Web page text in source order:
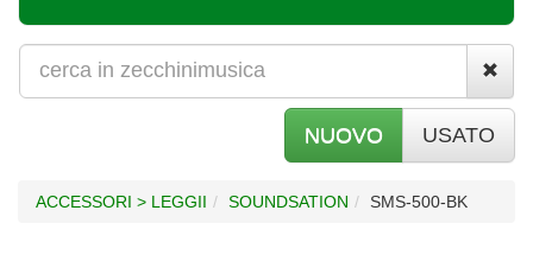
NUOVO USATO
ACCESSORI > LEGGII SOUNDSATION SMS-500-BK